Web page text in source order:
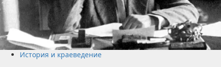
История и краеведение